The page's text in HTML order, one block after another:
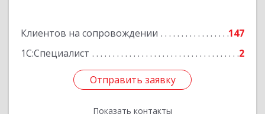
Клиентов на сопровождении
147
1С:Специалист
2
Отправить заявку
Показать контакты
Подробнее
Отправить заявку
Назад